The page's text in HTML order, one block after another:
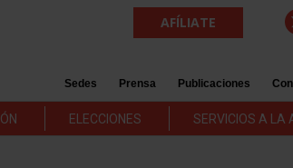
AFÍLIATE
Sedes Prensa Publicaciones
ELECCIONES SERVICIOS A LA